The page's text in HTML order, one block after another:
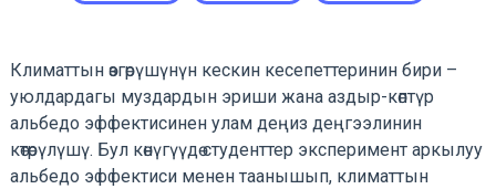
Климаттын өзгөрүшүнүн кескин кесепеттеринин бири –
уюлдардагы муздардын эриши жана аздыр-көптүр
альбедо эффектисинен улам деңиз деңгээлинин
көтөрүлүшү. Бул көнүгүүдө студенттер эксперимент аркылуу
альбедо эффектиси менен таанышып, климаттын